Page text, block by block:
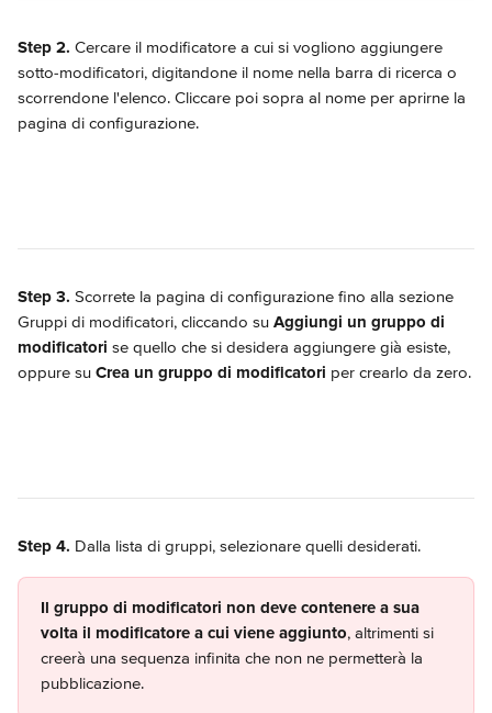
Step 2. Cercare il modificatore a cui si vogliono aggiungere
sotto-modificatori, digitandone il nome nella barra di ricerca o
scorrendone l'elenco. Cliccare poi sopra al nome per aprirne la
pagina di configurazione.
Step 3. Scorrete la pagina di configurazione fino alla sezione
Gruppi di modificatori, cliccando su Aggiungi un gruppo di
modificatori se quello che si desidera aggiungere già esiste,
oppure su Crea un gruppo di modificatori per crearlo da zero.
Step 4. Dalla lista di gruppi, selezionare quelli desiderati.
Il gruppo di modificatori non deve contenere a sua
volta il modificatore a cui viene aggiunto, altrimenti si
creerà una sequenza infinita che non ne permetterà la
pubblicazione.